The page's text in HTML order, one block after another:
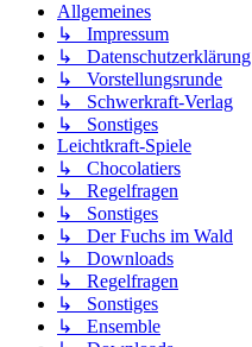
Allgemeines
↳ Impressum
↳ Datenschutzerklärung
↳ Vorstellungsrunde
↳ Schwerkraft-Verlag
↳ Sonstiges
Leichtkraft-Spiele
↳ Chocolatiers
↳ Regelfragen
↳ Sonstiges
↳ Der Fuchs im Wald
↳ Downloads
↳ Regelfragen
↳ Sonstiges
↳ Ensemble